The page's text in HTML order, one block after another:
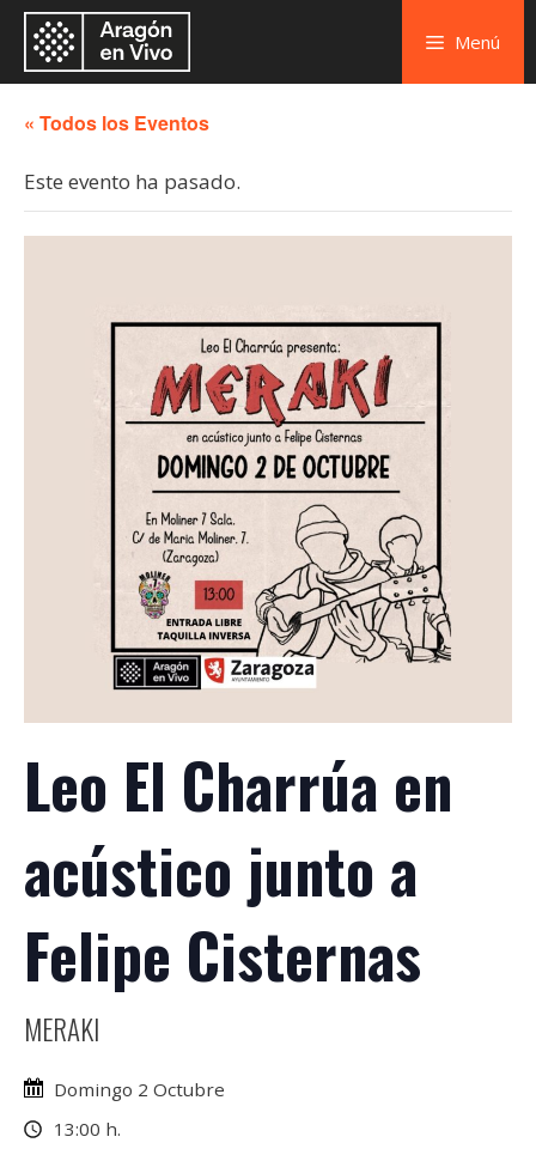
Menú
« Todos los Eventos
Este evento ha pasado.
Leo El Charrúa en
acústico junto a
Felipe Cisternas
MERAKI
Domingo 2 Octubre
13:00 h.